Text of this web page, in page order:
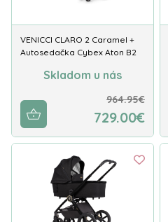
VENICCI CLARO 2 Caramel +
Autosedačka Cybex Aton B2
Skladom u nás
964.95€
729.00€